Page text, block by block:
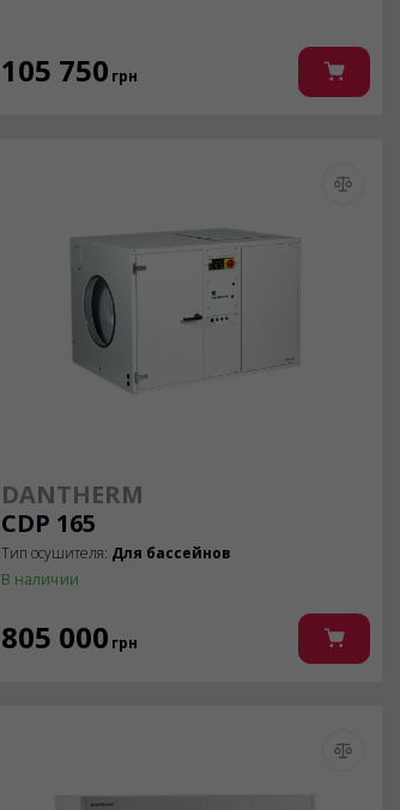
105 750 грн
DANTHERM
CDP 165
Тип осушителя: Для бассейнов
В наличии
805 000 грн